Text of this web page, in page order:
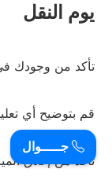
يوم النقل
تأكد من وجودك
قم بتوضيح أي
تأكد من إغلاق
جـــــوال